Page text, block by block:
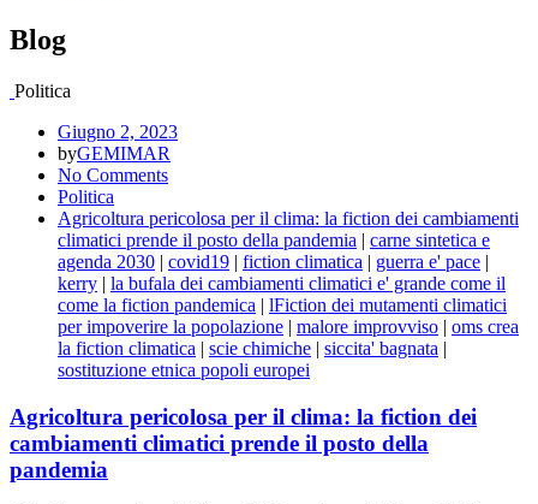
Blog
Politica
Giugno 2, 2023
byGEMIMAR
No Comments
Politica
Agricoltura pericolosa per il clima: la fiction dei cambiamenti
climatici prende il posto della pandemia | carne sintetica e
agenda 2030 | covid19 | fiction climatica | guerra e' pace |
kerry | la bufala dei cambiamenti climatici e' grande come il
come la fiction pandemica | lFiction dei mutamenti climatici
per impoverire la popolazione | malore improvviso | oms crea
la fiction climatica | scie chimiche | siccita' bagnata |
sostituzione etnica popoli europei
Agricoltura pericolosa per il clima: la fiction dei
cambiamenti climatici prende il posto della
pandemia